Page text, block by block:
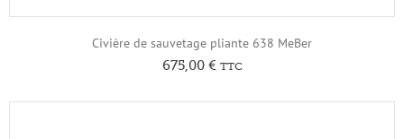
Civière de sauvetage pliante 638 MeBer
675,00 € TTC